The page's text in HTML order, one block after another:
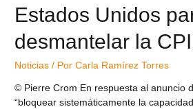
Estados Unidos
desmantelar la CPI
Noticias / PorCarla Ramírez Torres
© Pierre Crom En respuesta al anuncio
“bloquear sistemáticamente la